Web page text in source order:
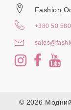
Fashion
+380 50
© 2026 Модний